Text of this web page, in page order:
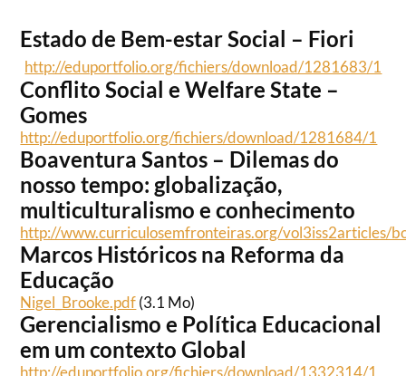
Estado de Bem-estar Social – Fiori
http://eduportfolio.org/fichiers/download/1281683/1
Conflito Social e Welfare State –
Gomes
http://eduportfolio.org/fichiers/download/1281684/1
Boaventura Santos – Dilemas do
nosso tempo: globalização,
multiculturalismo e conhecimento
http://www.curriculosemfronteiras.org/vol3iss2articles/
Marcos Históricos na Reforma da
Educação
Nigel_Brooke.pdf(3.1 Mo)
Gerencialismo e Política Educacional
em um contexto Global
http://eduportfolio.org/fichiers/download/1332314/1